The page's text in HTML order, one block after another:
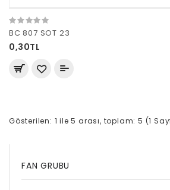
BC 807 SOT 23
0,30TL
Gösterilen: 1 ile 5 arası, toplam: 5 (1
FAN GRUBU